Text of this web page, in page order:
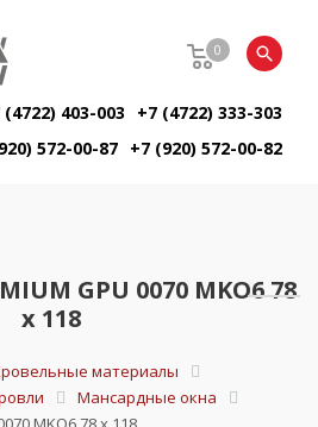
0
(4722) 403-003
+7 (4722) 333-303
572-00-87 +7 (920) 572-00-82
GPU 0070 MKO6 78
х 118
материалы
Мансардные окна